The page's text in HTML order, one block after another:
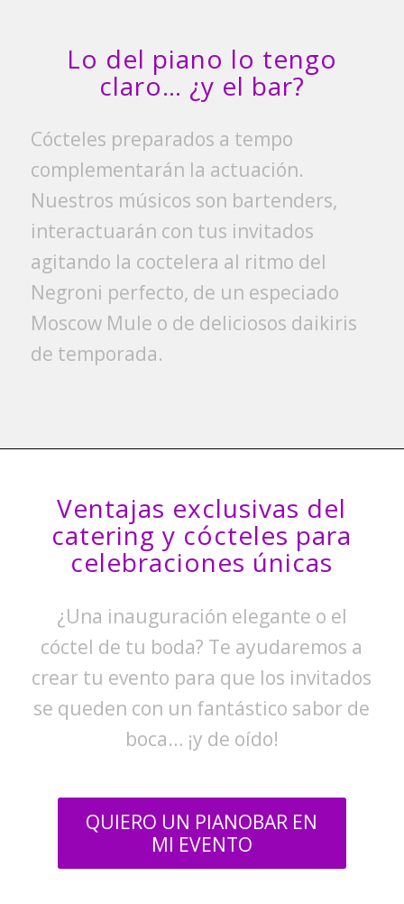
Lo del piano lo tengo
claro… ¿y el bar?
Cócteles preparados a tempo
complementarán la actuación.
Nuestros músicos son bartenders,
interactuarán con tus invitados
agitando la coctelera al ritmo del
Negroni perfecto, de un especiado
Moscow Mule o de deliciosos daikiris
de temporada.
Ventajas exclusivas del
catering y cócteles para
celebraciones únicas
¿Una inauguración elegante o el
cóctel de tu boda? Te ayudaremos a
crear tu evento para que los invitados
se queden con un fantástico sabor de
boca… ¡y de oído!
QUIERO UN PIANOBAR EN
MI EVENTO